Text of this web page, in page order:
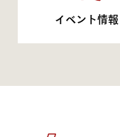
イベント情報